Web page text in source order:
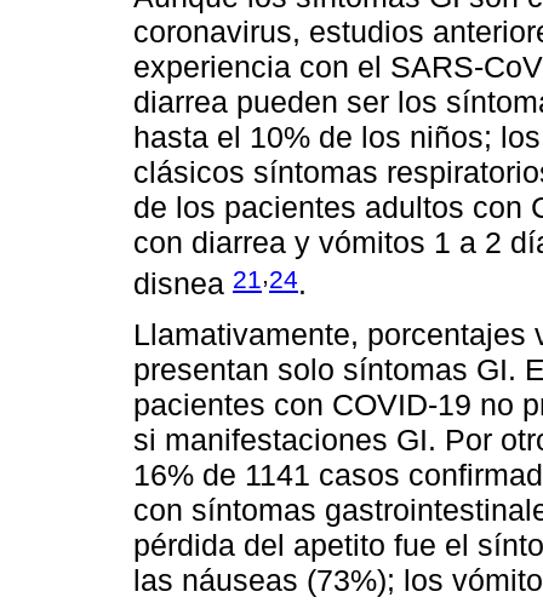
coronavirus, estudios
experiencia con el SARS-
diarrea pueden ser los
hasta el 10% de los niños;
clásicos síntomas
de los pacientes adultos con
con diarrea y vómitos 1 a 2
disnea 21,24.
Llamativamente, porcentajes
presentan solo síntomas GI.
pacientes con COVID-19 no
si manifestaciones GI. Por
16% de 1141 casos
con síntomas
pérdida del apetito fue el
las náuseas (73%); los